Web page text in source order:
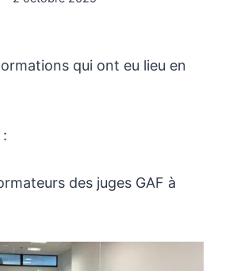
qui ont eu lieu en
des juges GAF à